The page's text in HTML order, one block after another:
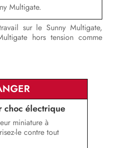
Multigate.
sur le Sunny Multigate,
hors tension comme
choc électrique
miniature à
le contre tout
de l’onduleur
du Sunny
de l’onduleur
techniques
de rechange